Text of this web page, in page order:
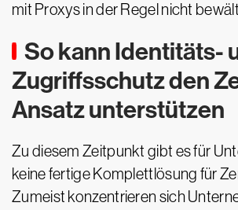
mit Proxys in der Regel nicht
So kann Identitäts-
Zugriffsschutz den
Ansatz unterstützen
Zu diesem Zeitpunkt gibt es für
keine fertige Komplettlösung für
Zumeist konzentrieren sich